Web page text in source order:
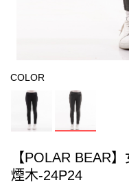
COLOR
【POLAR BEAR
煙木-24P24